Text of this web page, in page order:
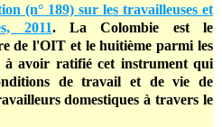
(n° 189) sur les travailleuses et
2011. La Colombie est le
de l'OIT et le huitième parmi les
à avoir ratifié cet instrument qui
de travail et de vie de
domestiques à travers le